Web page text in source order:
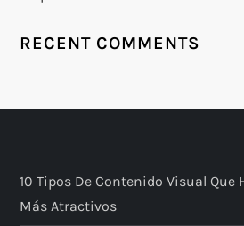
RECENT COMMENTS
10 Tipos De Contenido Visual Que
Más Atractivos